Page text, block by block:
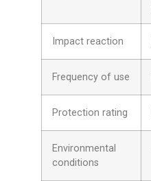
Impact reaction
Frequency of use
Protection rating
Environmental
conditions